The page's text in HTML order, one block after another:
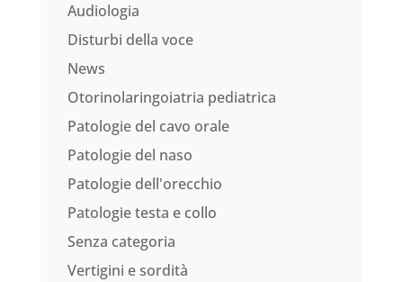
Audiologia
Disturbi della voce
News
Otorinolaringoiatria pediatrica
Patologie del cavo orale
Patologie del naso
Patologie dell'orecchio
Patologie testa e collo
Senza categoria
Vertigini e sordità